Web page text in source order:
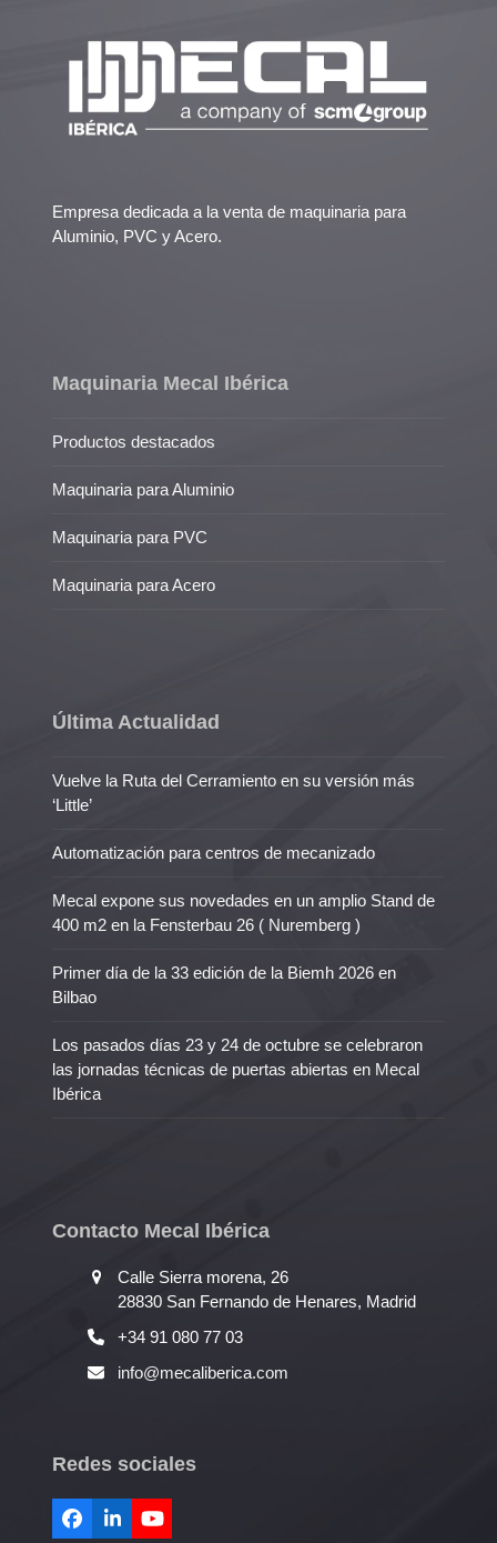
Empresa dedicada a la venta de maquinaria para
Aluminio, PVC y Acero.
Maquinaria Mecal Ibérica
Productos destacados
Maquinaria para Aluminio
Maquinaria para PVC
Maquinaria para Acero
Última Actualidad
Vuelve la Ruta del Cerramiento en su versión más
‘Little’
Automatización para centros de mecanizado
Mecal expone sus novedades en un amplio Stand de
400 m2 en la Fensterbau 26 ( Nuremberg )
Primer día de la 33 edición de la Biemh 2026 en
Bilbao
Los pasados días 23 y 24 de octubre se celebraron
las jornadas técnicas de puertas abiertas en Mecal
Ibérica
Contacto Mecal Ibérica
Calle Sierra morena, 26
28830 San Fernando de Henares, Madrid
+34 91 080 77 03
info@mecaliberica.com
Redes sociales
Facebook
LinkedInYouTube